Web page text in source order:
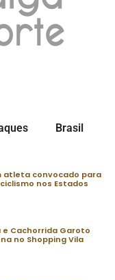
Brasil
atleta convocado para
nos Estados
Cachorrida Garoto
no Shopping Vila